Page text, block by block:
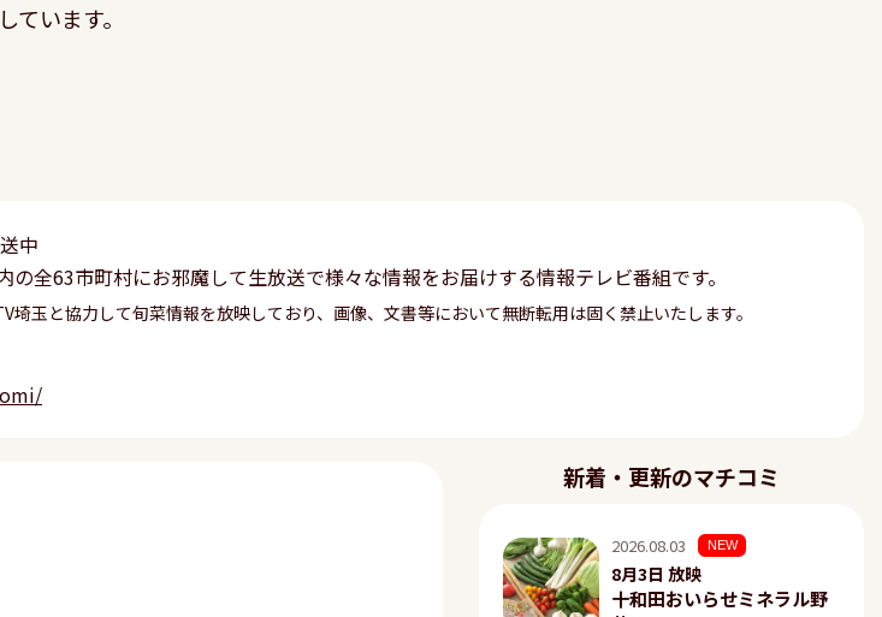
います。
中
の全63市町村にお邪魔して生放送で様々な情報をお届けする情報テレビ番組です。
埼玉と協力して旬菜情報を放映しており、画像、文書等において無断転用は固く禁止いたします。
新着・更新のマチコミ
2026.08.03 NEW
8月3日 放映
十和田おいらせミネラル野